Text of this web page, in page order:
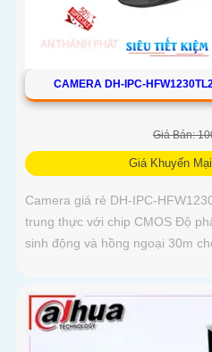
CAMERA DH-IPC-
Giá Bán:
Giá Khuyến
Camera giá rẻ DH-IPC-
trung thực với chip CMOS Độ
sinh động và hồng ngoại 30m